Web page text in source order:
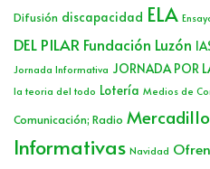
Difusión discapacidad ELA
DEL PILAR Fundación Luzón
Jornada Informativa JORNADA POR
la teoria del todo Lotería Medios de
Comunicación; Radio
Informativas Navidad